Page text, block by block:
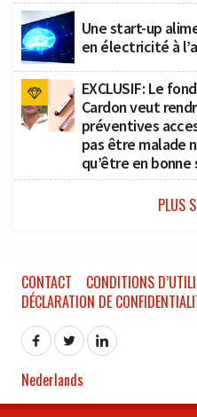
Une start-up
en électricité à
EXCLUSIF: Le
Cardon veut
préventives
pas être malade
qu’être en bonne
PLUS
CONTACT
CONDITIONS
DÉCLARATION DE
Nederlands